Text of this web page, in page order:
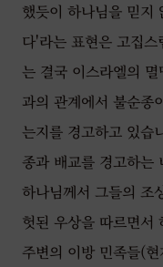
했듯이 하나님을 믿지
다'라는 표현은 고집
는 결국 이스라엘의
과의 관계에서 불순종
는지를 경고하고 있습
종과 배교를 경고하는
하나님께서 그들의 조
헛된 우상을 따르면서
주변의 이방 민족들(